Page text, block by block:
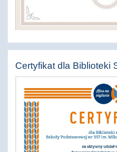
Certyfikat dla Biblioteki